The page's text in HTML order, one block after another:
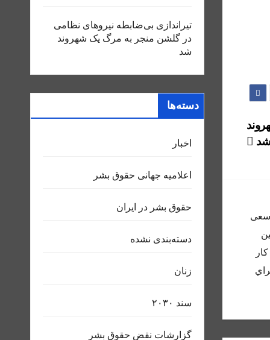
و سعى
تیراندازی بی‌ضابطه نیروهای نظامی
در گلشن منجر به مرگ یک شهروند
شد
دسته‌ها
اخبار
اعلاميه جهانی حقوق بشر
حقوق بشر در ایران
دسته‌بندی نشده
زنان
سند ٢٠٣٠
گزارشات نقض حقوق بشر